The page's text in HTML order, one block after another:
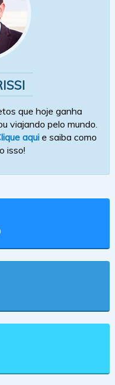
que hoje ganha
viajando pelo mundo.
aquie saiba como
isso!